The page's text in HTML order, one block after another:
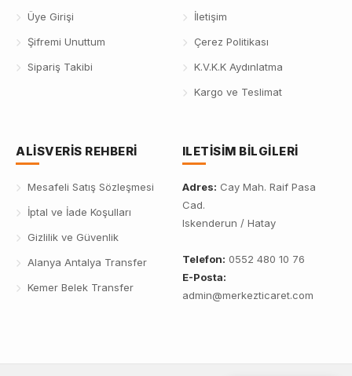
Üye Girişi
Şifremi Unuttum
Sipariş Takibi
İletişim
Çerez Politikası
K.V.K.K Aydınlatma
Kargo ve Teslimat
ALISVERIS REHBERI
Mesafeli Satış Sözleşmesi
İptal ve İade Koşulları
Gizlilik ve Güvenlik
Alanya Antalya Transfer
Kemer Belek Transfer
ILETISIM BILGILERI
Adres: Cay Mah. Raif Pasa
Cad.
Iskenderun / Hatay
Telefon: 0552 480 10 76
E-Posta:
admin@merkezticaret.com